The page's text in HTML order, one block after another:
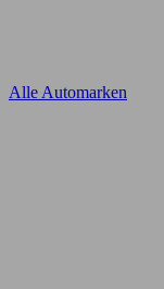
Alle Automarken